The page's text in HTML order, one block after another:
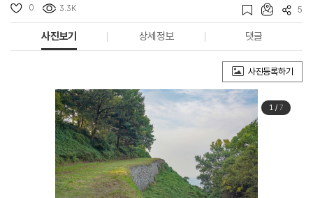
0 3.3K 5
사진보기 상세정보 댓글
사진등록하기
1/ 7